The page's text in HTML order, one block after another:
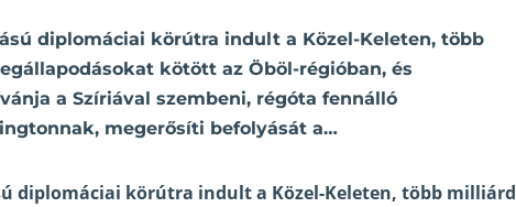
diplomáciai körútra indult a Közel-Keleten, több
kötött az Öböl-régióban, és
a Szíriával szembeni, régóta fennálló
megerősíti befolyását a…
diplomáciai körútra indult a Közel-Keleten, több milliárd